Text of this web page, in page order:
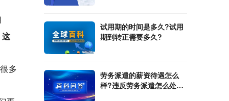
多
试用期的时间是多久?试用
期到转正需要多久?
劳务派遣的薪资待遇怎么
样?违反劳务派遣怎么处